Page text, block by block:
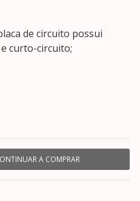
de circuito possui
curto-circuito;
A COMPRAR